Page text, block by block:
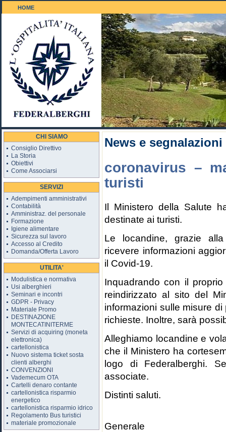
HOME
Il Golf 18 buche
CHI SIAMO
Consiglio Direttivo
La Storia
Obiettivi
Come Associarsi
SERVIZI
Adempimenti amministrativi
Contabilità
Amministraz. del personale
Formazione
Igiene alimentare
Sicurezza sul lavoro
Accesso al Credito
Domanda/Offerta Lavoro
UTILITA'
Modulistica e normativa
Usi alberghieri
Seminari e incontri
GDPR - Privacy
Materiale Promo
DESTINAZIONE
MONTECATINITERME
Servizi di acquiring (moneta
elettronica)
cartellonistica
Nuovo sistema ticket sosta
clienti alberghi
CONVENZIONI
Vademecum OTA
Cartelli denaro contante
cartellonistica risparmio
energetico
cartellonistica risparmio idrico
Regolamento Bus turistici
materiale promozionale
News e segnalazioni
coronavirus –
turisti
Il Ministero della Salute
destinate ai turisti.
Le locandine, grazie
ricevere informazioni
il Covid-19.
Inquadrando con il
reindirizzato al sito del
informazioni sulle misure
richieste. Inoltre, sarà
Alleghiamo locandine e
che il Ministero ha
logo di Federalberghi.
associate.
Distinti saluti.
Generale